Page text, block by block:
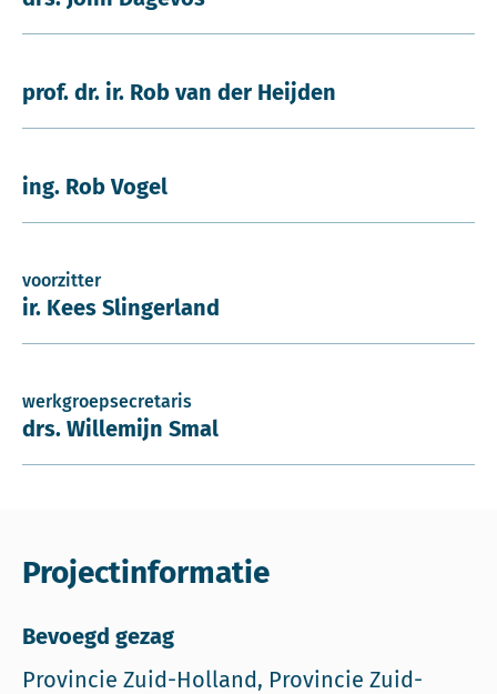
prof. dr. ir. Rob van der Heijden
ing. Rob Vogel
voorzitter
ir. Kees Slingerland
werkgroepsecretaris
drs. Willemijn Smal
Projectinformatie
Bevoegd gezag
Provincie Zuid-Holland, Provincie Zuid-